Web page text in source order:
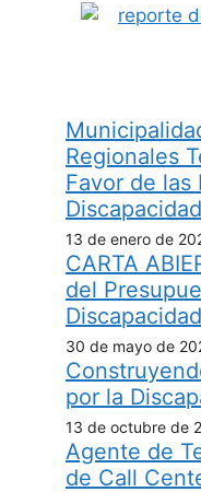
Regionales
Favor de las
13 de enero de
CARTA
del
Discapacidad
30 de mayo de
por la
13 de octubre de
Agente de
de Call